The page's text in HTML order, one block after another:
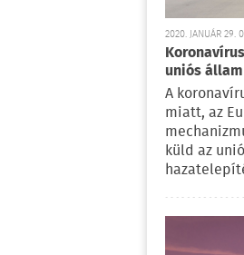
2020. JANUÁR 29.
uniós
A
miatt, az
küld az